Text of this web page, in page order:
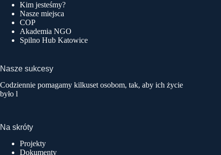
Kim jesteśmy?
Nasze miejsca
COP
Akademia NGO
Spilno Hub Katowice
Nasze sukcesy
Codziennie pomagamy kilkuset osobom, tak, aby ich życie
było l
Na skróty
Projekty
Dokumenty